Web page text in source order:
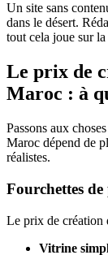
Un site sans
dans le désert.
tout cela joue sur
Le prix de
Maroc : à
Passons aux
Maroc dépend de
réalistes.
Fourchettes
Le prix de création
Vitrine